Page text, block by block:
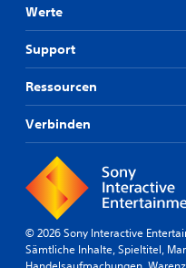
Werte
Support
Ressourcen
Verbinden
© 2026 Sony Interactive
Sämtliche Inhalte, Spieltitel,